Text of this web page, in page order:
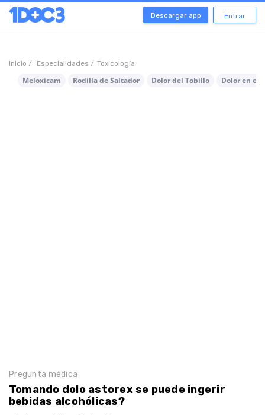
Descargar app Entrar
Inicio / Especialidades / Toxicología
Meloxicam Rodilla de Saltador Dolor del Tobillo Dolor en el
Pregunta médica
Tomando dolo astorex se puede ingerir
bebidas alcohólicas?